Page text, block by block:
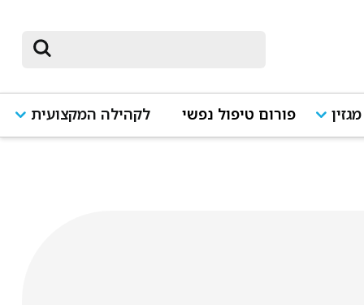
מגזין פורום טיפול נפשי לקהילה המקצועית